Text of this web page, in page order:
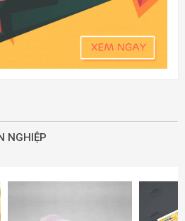
NGHIỆP